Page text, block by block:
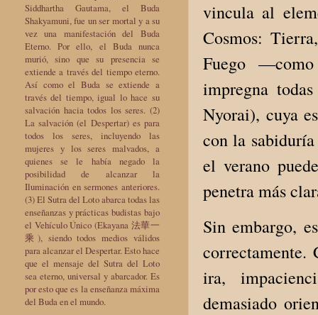
vincula al
Cosmos:
Fuego
impregna
Nyorai), cuya
con la
el verano
penetra más
Sin embargo,
correctamente.
ira,
demasiado
Siddhartha Gautama, el Buda
Shakyamuni, fue un ser mortal y a su
vez una manifestación del Buda
Eterno. Por ello, el Buda nunca
murió, sino que su presencia se
extiende a través del tiempo eterno.
Así como el Buda se extiende a
través del tiempo, igual lo hace su
salvación hacia todos los seres. (2)
La salvación (el Despertar) es para
todos los seres, incluyendo las
mujeres y los seres malvados, a
quienes se le había negado la
posibilidad de alcanzar la
Iluminación en sermones anteriores.
(3) El Sutra del Loto abarca todas las
enseñanzas y prácticas budistas bajo
el Vehículo Único (Ekayana 法華一
乘), siendo todos medios válidos
para alcanzar el Despertar. Esto hace
que el mensaje del Sutra del Loto
sea eterno, universal y abarcador. Es
por esto que es la enseñanza máxima
del Buda en el mundo.